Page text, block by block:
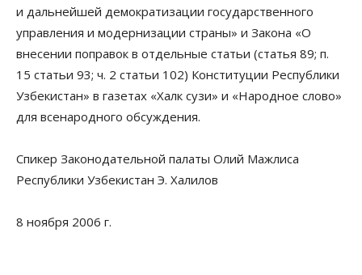
и дальнейшей демократизации государственного
управления и модернизации страны» и Закона «О
внесении поправок в отдельные статьи (статья 89; п.
15 статьи 93; ч. 2 статьи 102) Конституции Республики
Узбекистан» в газетах «Халк сузи» и «Народное слово»
для всенародного обсуждения.
Спикер Законодательной палаты Олий Мажлиса
Республики Узбекистан Э. Халилов
8 ноября 2006 г.